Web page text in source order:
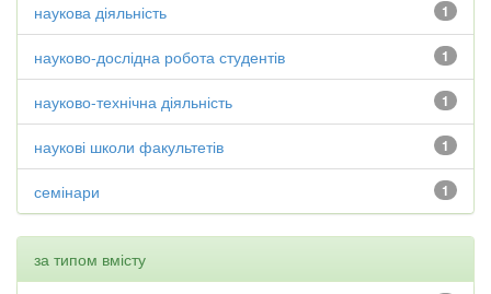
1
наукова діяльність
1
науково-дослідна робота студентів
1
науково-технічна діяльність
1
наукові школи факультетів
1
семінари
за типом вмісту